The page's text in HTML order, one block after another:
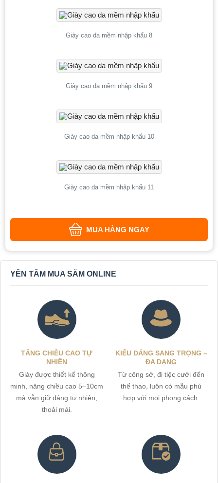
Giày cao da mềm nhập khẩu 8
Giày cao da mềm nhập khẩu 9
Giày cao da mềm nhập khẩu 10
Giày cao da mềm nhập khẩu 11
MUA HÀNG NGAY
YÊN TÂM MUA SẮM ONLINE
TĂNG CHIỀU CAO TỰ
NHIÊN
Giày được thiết kế thông
minh, nâng chiều cao 5–10cm
mà vẫn giữ dáng tự nhiên,
thoải mái.
KIỂU DÁNG SANG TRỌNG –
ĐA DẠNG
Từ công sở, đi tiệc cưới đến
thể thao, luôn có mẫu phù
hợp với mọi phong cách.